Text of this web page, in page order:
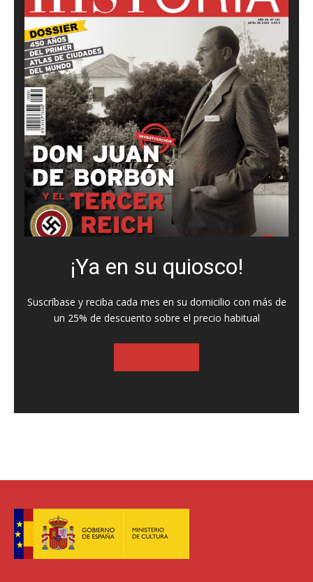
¡Ya en su quiosco!
Suscríbase y reciba cada mes en su domicilio con más de
un 25% de descuento sobre el precio habitual